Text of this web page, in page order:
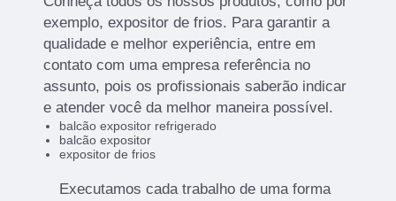
exemplo, expositor de frios. Para garantir a
qualidade e melhor experiência, entre em
contato com uma empresa referência no
assunto, pois os profissionais saberão indicar
e atender você da melhor maneira possível.
balcão expositor refrigerado
balcão expositor
expositor de frios
Executamos cada trabalho de uma forma